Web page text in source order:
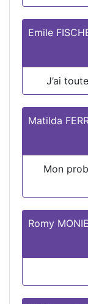
Emile
J’ai
Matilda
Mon
Romy